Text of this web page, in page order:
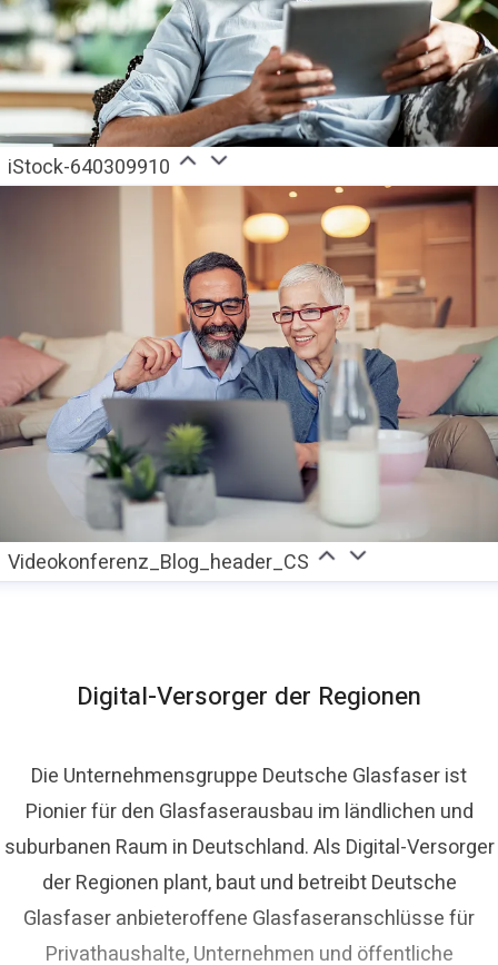
iStock-640309910
Videokonferenz_Blog_header_CS
Digital-Versorger der Regionen
Die Unternehmensgruppe Deutsche Glasfaser ist
Pionier für den Glasfaserausbau im ländlichen und
suburbanen Raum in Deutschland. Als Digital-Versorger
der Regionen plant, baut und betreibt Deutsche
Glasfaser anbieteroffene Glasfaseranschlüsse für
Privathaushalte, Unternehmen und öffentliche